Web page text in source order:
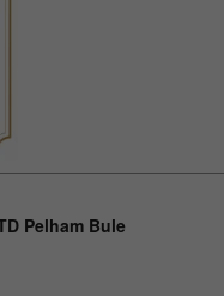
Pelham Bule